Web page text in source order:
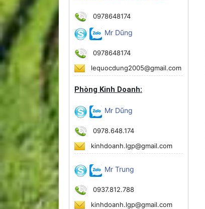
0978648174
Mr Dũng
0978648174
lequocdung2005@gmail.com
Phòng Kinh Doanh:
Mr Dũng
0978.648.174
kinhdoanh.lgp@gmail.com
Mr Trung
0937.812.788
kinhdoanh.lgp@gmail.com